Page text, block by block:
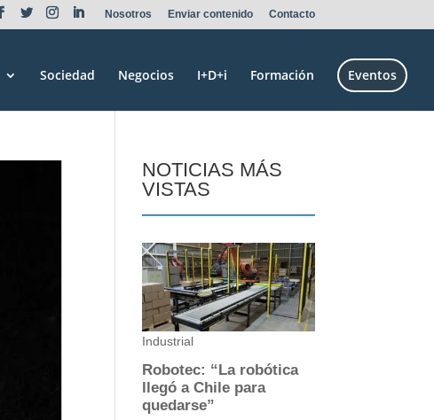
Nosotros Enviar contenido Contacto
Sociedad Negocios I+D+i Formación Eventos
NOTICIAS MÁS
VISTAS